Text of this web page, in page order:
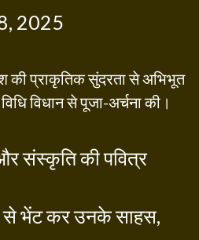
2025
की प्राकृतिक सुंदरता से अभिभूत
विधान से पूजा-अर्चना की।
संस्कृति की पवित्र
से भेंट कर उनके साहस,